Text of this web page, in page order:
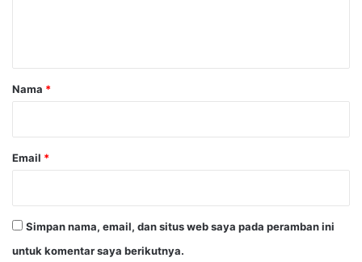
rNama *
Email *
Simpan nama, email, dan situs web saya pada peramban ini
untuk komentar saya berikutnya.